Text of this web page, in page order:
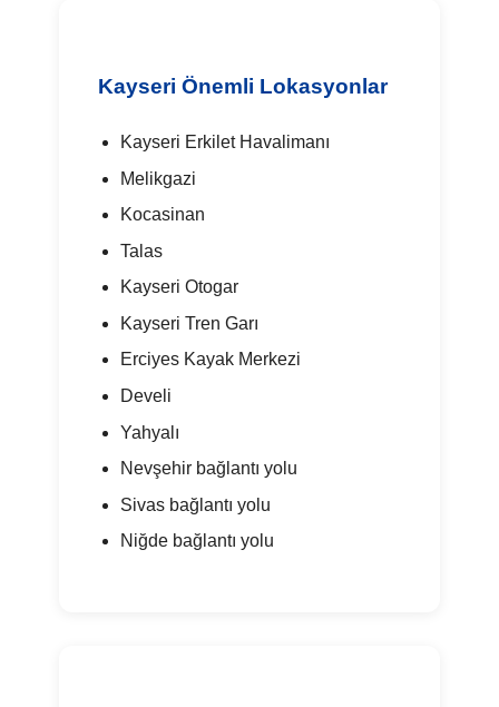
Kayseri Önemli Lokasyonlar
Kayseri Erkilet Havalimanı
Melikgazi
Kocasinan
Talas
Kayseri Otogar
Kayseri Tren Garı
Erciyes Kayak Merkezi
Develi
Yahyalı
Nevşehir bağlantı yolu
Sivas bağlantı yolu
Niğde bağlantı yolu